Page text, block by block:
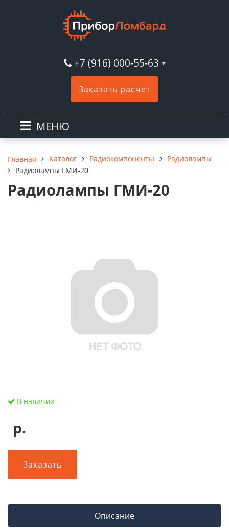
+7 (916) 000-55-63
Заказать расчет
МЕНЮ
Главная Каталог Радиокомпоненты
Радиолампы
Радиолампы ГМИ-20
Радиолампы ГМИ-20
В наличии
р.
Заказать
Описание